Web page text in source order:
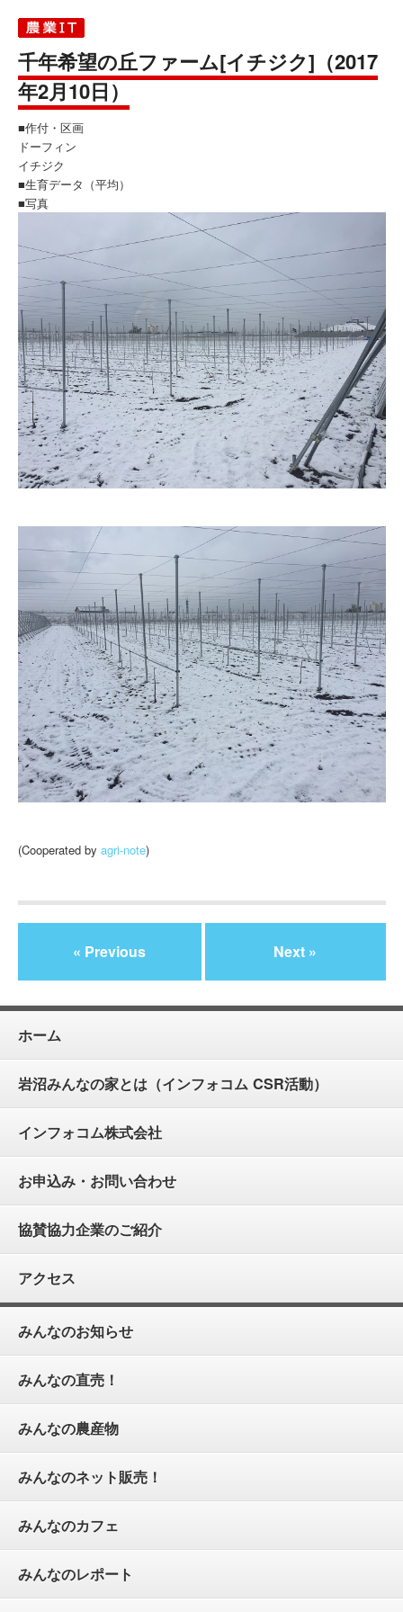
千年希望の丘ファーム[イチジク]（2017
年2月10日）
■作付・区画
ドーフィン
イチジク
■生育データ（平均）
■写真
(Cooperated by agri-note)
« Previous Next »
ホーム
岩沼みんなの家とは（インフォコム CSR活動）
インフォコム株式会社
お申込み・お問い合わせ
協賛協力企業のご紹介
アクセス
みんなのお知らせ
みんなの直売！
みんなの農産物
みんなのネット販売！
みんなのカフェ
みんなのレポート